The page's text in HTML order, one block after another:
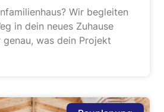
Wir begleiten
in dein neues Zuhause
was dein Projekt